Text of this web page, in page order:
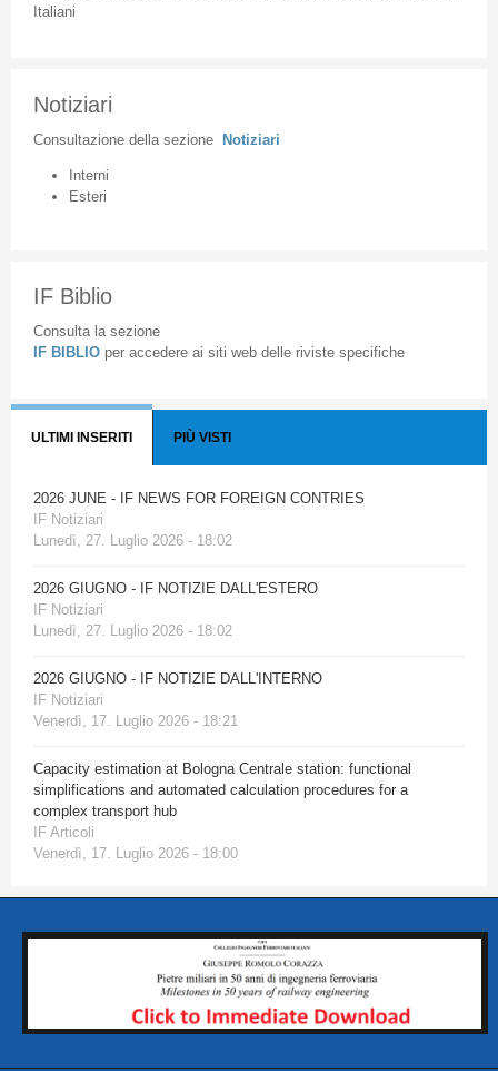
Italiani
Notiziari
Consultazione della sezione Notiziari
Interni
Esteri
IF Biblio
Consulta la sezione
IF BIBLIO per accedere ai siti web delle riviste specifiche
ULTIMI INSERITI PIÙ VISTI
2026 JUNE - IF NEWS FOR FOREIGN CONTRIES
IF Notiziari
Lunedì, 27. Luglio 2026 - 18:02
2026 GIUGNO - IF NOTIZIE DALL'ESTERO
IF Notiziari
Lunedì, 27. Luglio 2026 - 18:02
2026 GIUGNO - IF NOTIZIE DALL'INTERNO
IF Notiziari
Venerdì, 17. Luglio 2026 - 18:21
Capacity estimation at Bologna Centrale station: functional
simplifications and automated calculation procedures for a
complex transport hub
IF Articoli
Venerdì, 17. Luglio 2026 - 18:00